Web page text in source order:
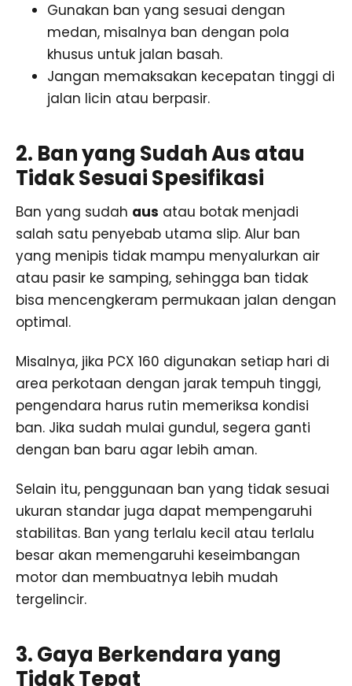
Gunakan ban yang sesuai dengan
medan, misalnya ban dengan pola
khusus untuk jalan basah.
Jangan memaksakan kecepatan tinggi di
jalan licin atau berpasir.
2. Ban yang Sudah Aus atau
Tidak Sesuai Spesifikasi
Ban yang sudah aus atau botak menjadi
salah satu penyebab utama slip. Alur ban
yang menipis tidak mampu menyalurkan air
atau pasir ke samping, sehingga ban tidak
bisa mencengkeram permukaan jalan dengan
optimal.
Misalnya, jika PCX 160 digunakan setiap hari di
area perkotaan dengan jarak tempuh tinggi,
pengendara harus rutin memeriksa kondisi
ban. Jika sudah mulai gundul, segera ganti
dengan ban baru agar lebih aman.
Selain itu, penggunaan ban yang tidak sesuai
ukuran standar juga dapat mempengaruhi
stabilitas. Ban yang terlalu kecil atau terlalu
besar akan memengaruhi keseimbangan
motor dan membuatnya lebih mudah
tergelincir.
3. Gaya Berkendara yang
Tidak Tepat